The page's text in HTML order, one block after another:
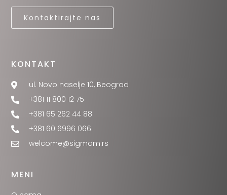
Kontaktirajte nas
KONTAKT
ul. Novo naselje 10, Beograd
+381 11 800 12 75
+381 65 262 44 88
+381 60 6996 066
welcome@sigmam.rs
MENI